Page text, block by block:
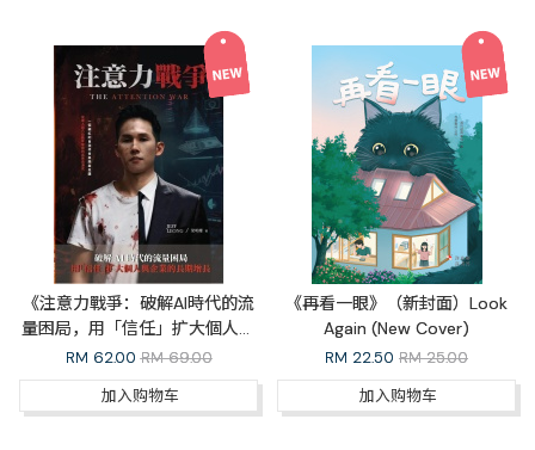
《注意力戰爭：破解AI時代的流
量困局，用「信任」扩大個人與
企業的長期增長》（繁體）The
Attention War (Traditional
Chinese)
RM 62.00 RM 69.00
加入购物车
《再看一眼》（新封面）Look
Again (New Cover)
RM 22.50 RM 25.00
加入购物车